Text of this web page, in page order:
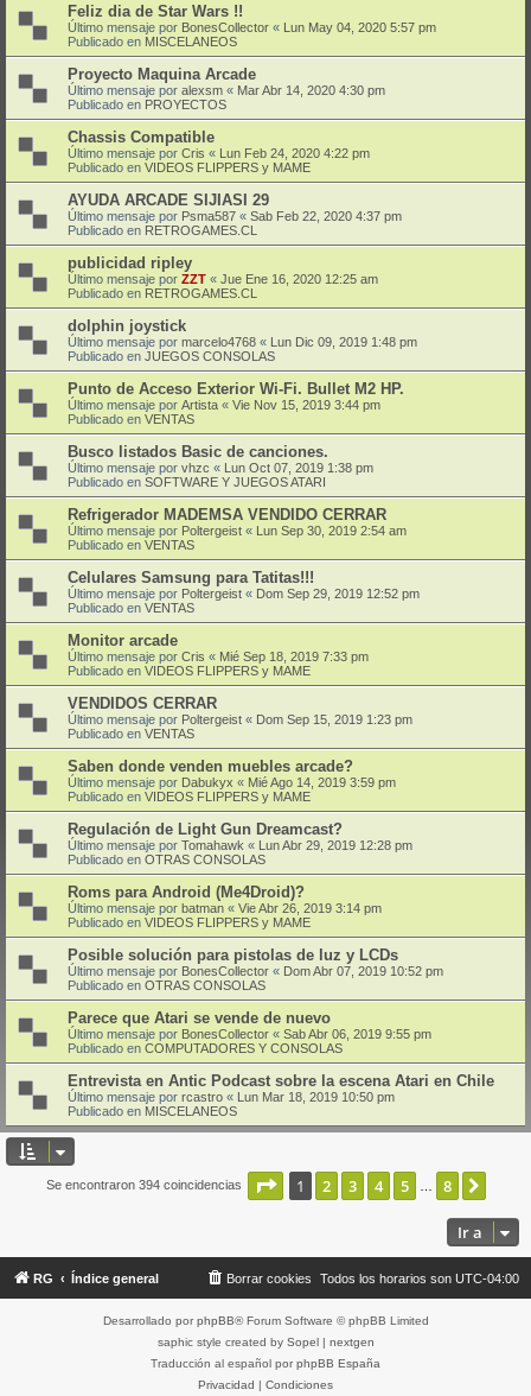
Feliz dia de Star Wars !!
Último mensaje por BonesCollector « Lun May 04, 2020 5:57 pm
Publicado en MISCELANEOS
Proyecto Maquina Arcade
Último mensaje por alexsm « Mar Abr 14, 2020 4:30 pm
Publicado en PROYECTOS
Chassis Compatible
Último mensaje por Cris « Lun Feb 24, 2020 4:22 pm
Publicado en VIDEOS FLIPPERS y MAME
AYUDA ARCADE SIJIASI 29
Último mensaje por Psma587 « Sab Feb 22, 2020 4:37 pm
Publicado en RETROGAMES.CL
publicidad ripley
Último mensaje por ZZT « Jue Ene 16, 2020 12:25 am
Publicado en RETROGAMES.CL
dolphin joystick
Último mensaje por marcelo4768 « Lun Dic 09, 2019 1:48 pm
Publicado en JUEGOS CONSOLAS
Punto de Acceso Exterior Wi-Fi. Bullet M2 HP.
Último mensaje por Artista « Vie Nov 15, 2019 3:44 pm
Publicado en VENTAS
Busco listados Basic de canciones.
Último mensaje por vhzc « Lun Oct 07, 2019 1:38 pm
Publicado en SOFTWARE Y JUEGOS ATARI
Refrigerador MADEMSA VENDIDO CERRAR
Último mensaje por Poltergeist « Lun Sep 30, 2019 2:54 am
Publicado en VENTAS
Celulares Samsung para Tatitas!!!
Último mensaje por Poltergeist « Dom Sep 29, 2019 12:52 pm
Publicado en VENTAS
Monitor arcade
Último mensaje por Cris « Mié Sep 18, 2019 7:33 pm
Publicado en VIDEOS FLIPPERS y MAME
VENDIDOS CERRAR
Último mensaje por Poltergeist « Dom Sep 15, 2019 1:23 pm
Publicado en VENTAS
Saben donde venden muebles arcade?
Último mensaje por Dabukyx « Mié Ago 14, 2019 3:59 pm
Publicado en VIDEOS FLIPPERS y MAME
Regulación de Light Gun Dreamcast?
Último mensaje por Tomahawk « Lun Abr 29, 2019 12:28 pm
Publicado en OTRAS CONSOLAS
Roms para Android (Me4Droid)?
Último mensaje por batman « Vie Abr 26, 2019 3:14 pm
Publicado en VIDEOS FLIPPERS y MAME
Posible solución para pistolas de luz y LCDs
Último mensaje por BonesCollector « Dom Abr 07, 2019 10:52 pm
Publicado en OTRAS CONSOLAS
Parece que Atari se vende de nuevo
Último mensaje por BonesCollector « Sab Abr 06, 2019 9:55 pm
Publicado en COMPUTADORES Y CONSOLAS
Entrevista en Antic Podcast sobre la escena Atari en Chile
Último mensaje por rcastro « Lun Mar 18, 2019 10:50 pm
Publicado en MISCELANEOS
Se encontraron 394 coincidencias Página de
1 2 3 4 5 8
Ir a
RG Índice general Todos los horarios son UTC-04:00
Borrar cookies
Desarrollado por phpBB® Forum Software © phpBB Limited
saphic style created by Sopel| nextgen
Traducción al español por phpBB España
Privacidad | Condiciones